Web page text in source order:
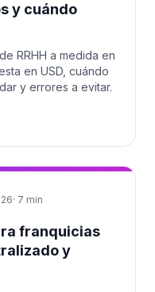
y cuándo
RRHH a medida en
en USD, cuándo
y errores a evitar.
· 7 min
franquicias
y